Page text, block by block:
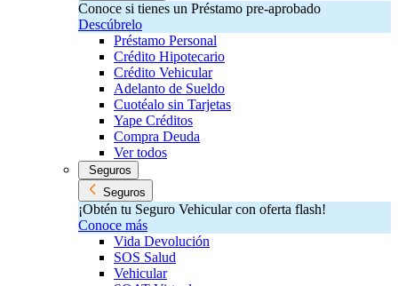
Conoce si tienes un Préstamo pre-aprobado
Descúbrelo
Préstamo Personal
Crédito Hipotecario
Crédito Vehicular
Adelanto de Sueldo
Cuotéalo sin Tarjetas
Yape Créditos
Compra Deuda
Ver todos
Seguros
Seguros
¡Obtén tu Seguro Vehicular con oferta flash!
Conoce más
Vida Devolución
SOS Salud
Vehicular